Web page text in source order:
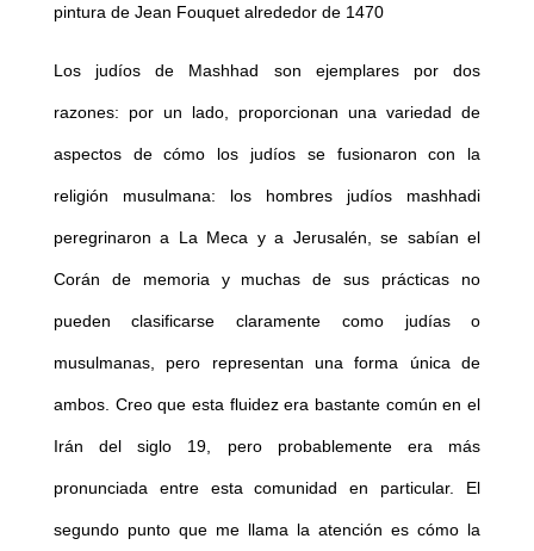
pintura de Jean Fouquet alrededor de 1470
Los judíos de Mashhad son ejemplares por dos
razones: por un lado, proporcionan una variedad de
aspectos de cómo los judíos se fusionaron con la
religión musulmana: los hombres judíos mashhadi
peregrinaron a La Meca y a Jerusalén, se sabían el
Corán de memoria y muchas de sus prácticas no
pueden clasificarse claramente como judías o
musulmanas, pero representan una forma única de
ambos. Creo que esta fluidez era bastante común en el
Irán del siglo 19, pero probablemente era más
pronunciada entre esta comunidad en particular. El
segundo punto que me llama la atención es cómo la